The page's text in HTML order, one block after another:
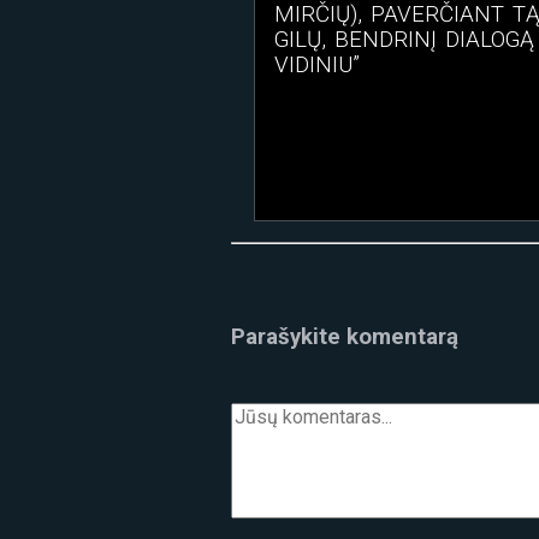
MIRČIŲ), PAVERČIANT TĄ
GILŲ, BENDRINĮ DIALOGĄ
VIDINIU”
Parašykite komentarą